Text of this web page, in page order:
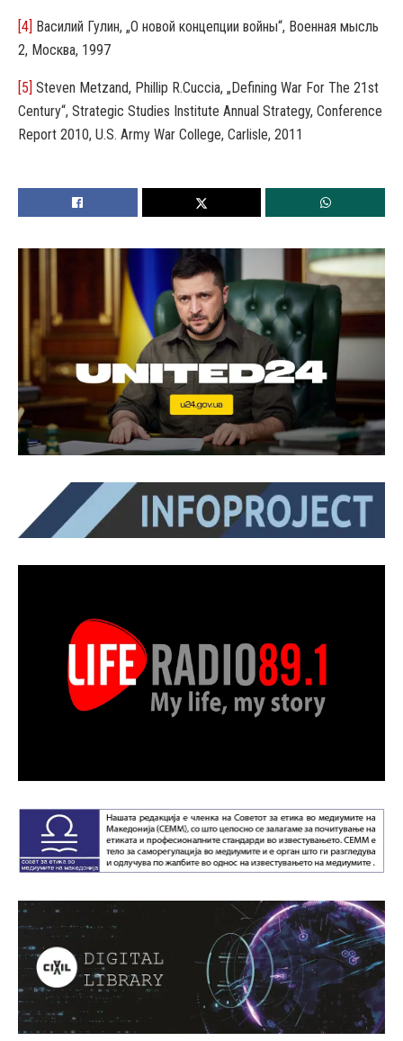
[4] Василий Гулин, „О новой концепции войны“, Военная мысль
2, Москва, 1997
[5] Steven Metzand, Phillip R.Cuccia, „Defining War For The 21st
Century“, Strategic Studies Institute Annual Strategy, Conference
Report 2010, U.S. Army War College, Carlisle, 2011